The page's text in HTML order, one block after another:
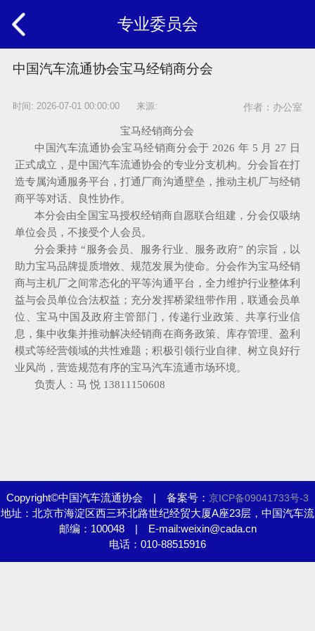
专业委员会
中国汽车流通协会宝马经销商分会
时间: 2026-07-01 00:00:00 来源: 作者：办公室
宝马经销商分会
中国汽车流通协会宝马经销商分会于 2026 年 5 月 27 日
正式成立，是中国汽车流通协会的专业分支机构。分会旨在打
造专属沟通服务平台，打通厂商沟通壁垒，推动主机厂与经销
商平等对话、良性协作。
本分会由全国宝马授权经销商自愿联合组建，分会仅吸纳
单位会员，不接受个人会员。
分会秉持 “服务会员、服务行业、服务政府” 的宗旨，以
助力宝马品牌提质增效、规范发展为使命。分会作为宝马经销
商与主机厂之间常态化的平等沟通平台，全力维护行业整体利
益与会员单位合法权益；充分发挥桥梁纽带作用，联通会员单
位、宝马中国及政府主管部门，传递行业政策、共享行业信
息，集中收集并推动解决经销商在商务政策、库存管理、盈利
模式等经营领域的共性难题；积极引领行业自律、树立良好行
业风尚，营造规范有序的宝马汽车流通市场环境。
负责人：马 悦 13811150608
Copyright©中国汽车流通协会 | 备案号： 京ICP备09041733号-3
地址：北京市海淀区西三环北路世纪经贸大厦A座23层，中国汽车流
通协会
邮编：100048 | E-mail:weixin@cada.cn
电话：010-88515916